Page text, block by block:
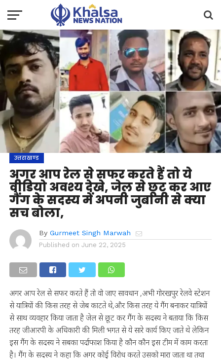
उत्तराखण्ड
अगर आप रेल से सफर करते हैं तो ये
वीडियो अवश्य देखे, जेल से छूट कर आए
गैंग के सदस्य में अपनी जुबानी से क्या
सच बोला,
By Gurmeet Singh Marwah
Published on June 22, 2025
अगर आप रेल से सफर करते हैं तो वो जाए सावधान ,अभी गोरखपुर रेलवे स्टेशन
से यात्रियों की किस तरह से जेब काटते थे,और किस तरह ये गैंग बनाकर यात्रियों
से साथ व्यवहार किया जाता है जेल से छूट कर गैंग के सदस्य ने बताया कि किस
तरह जीआरपी के अधिकारी की मिली भगत से ये सारे कार्य किए जाते थे लेकिन
इस गैंग के सदस्य ने सबका पर्दाफाश किया है कौन कौन इस टीम में काम करता
है। गैंग के सदस्य ने कहा कि अगर कोई विरोध करते उसको मारा जाता था तथा